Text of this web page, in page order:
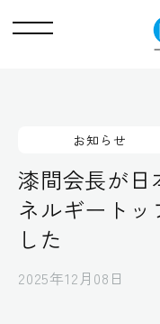
メ
お知らせ
漆間会長が
ネルギートッ
した
2025年12月08日